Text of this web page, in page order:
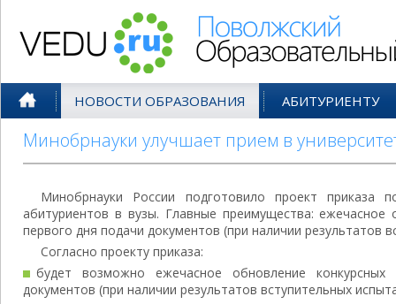
НОВОСТИ ОБРАЗОВАНИЯ АБИТУРИЕНТУ
Минобрнауки улучшает прием в
Минобрнауки России подготовило проект приказа
абитуриентов в вузы. Главные преимущества: ежечасное
первого дня подачи документов (при наличии результатов
Согласно проекту приказа:
будет возможно ежечасное обновление
документов (при наличии результатов вступительных